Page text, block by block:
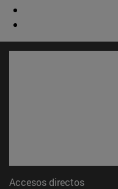
Accesos directos